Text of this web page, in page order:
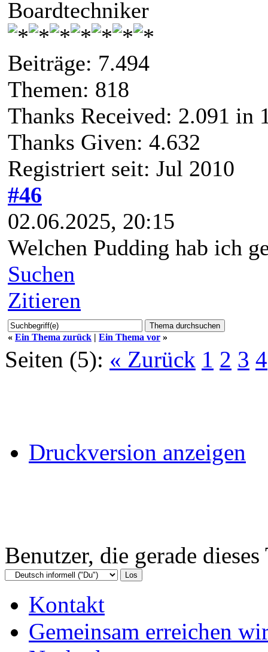
Boardtechniker
Beiträge: 7.494
Themen: 818
Thanks Received: 2.091 in
Thanks Given: 4.632
Registriert seit: Jul 2010
#46
02.06.2025, 20:15
Welchen Pudding hab ich
Suchen
Zitieren
« Ein Thema zurück | Ein Thema vor »
Seiten (5): « Zurück 1 2 3 4
Druckversion anzeigen
Benutzer, die gerade
Kontakt
Gemeinsam erreichen